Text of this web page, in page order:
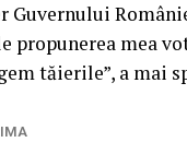
propunerea mea
tăierile”, a mai